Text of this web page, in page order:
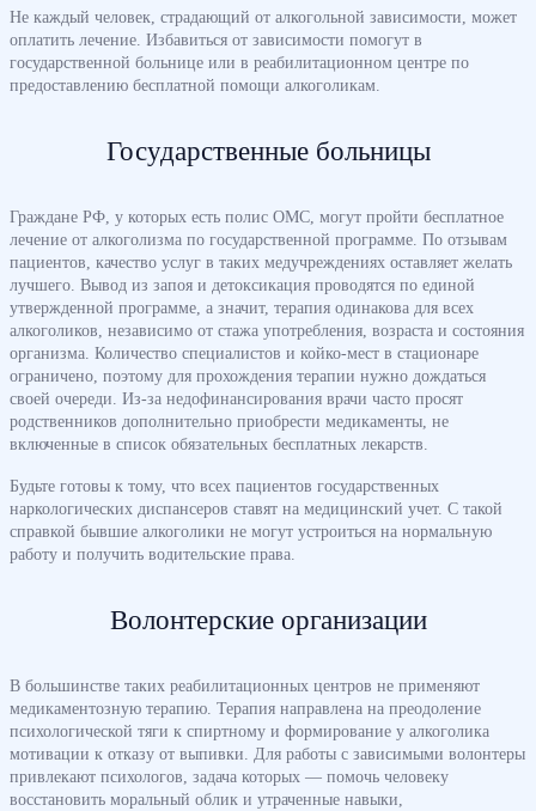
Не каждый человек, страдающий от алкогольной зависимости, может
оплатить лечение. Избавиться от зависимости помогут в
государственной больнице или в реабилитационном центре по
предоставлению бесплатной помощи алкоголикам.
Государственные больницы
Граждане РФ, у которых есть полис ОМС, могут пройти бесплатное
лечение от алкоголизма по государственной программе. По отзывам
пациентов, качество услуг в таких медучреждениях оставляет желать
лучшего. Вывод из запоя и детоксикация проводятся по единой
утвержденной программе, а значит, терапия одинакова для всех
алкоголиков, независимо от стажа употребления, возраста и состояния
организма. Количество специалистов и койко-мест в стационаре
ограничено, поэтому для прохождения терапии нужно дождаться
своей очереди. Из-за недофинансирования врачи часто просят
родственников дополнительно приобрести медикаменты, не
включенные в список обязательных бесплатных лекарств.
Будьте готовы к тому, что всех пациентов государственных
наркологических диспансеров ставят на медицинский учет. С такой
справкой бывшие алкоголики не могут устроиться на нормальную
работу и получить водительские права.
Волонтерские организации
В большинстве таких реабилитационных центров не применяют
медикаментозную терапию. Терапия направлена на преодоление
психологической тяги к спиртному и формирование у алкоголика
мотивации к отказу от выпивки. Для работы с зависимыми волонтеры
привлекают психологов, задача которых — помочь человеку
восстановить моральный облик и утраченные навыки,